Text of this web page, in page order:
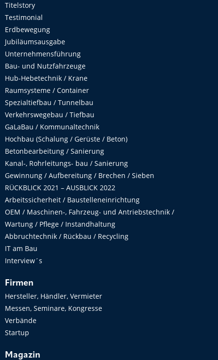
Titelstory
Testimonial
Erdbewegung
Jubiläumsausgabe
Unternehmensführung
Bau- und Nutzfahrzeuge
Hub-Hebetechnik / Krane
Raumsysteme / Container
Spezialtiefbau / Tunnelbau
Verkehrswegebau / Tiefbau
GaLaBau / Kommunaltechnik
Hochbau (Schalung / Gerüste / Beton)
Betonbearbeitung / Sanierung
Kanal-, Rohrleitungs- bau / Sanierung
Gewinnung / Aufbereitung / Brechen / Sieben
RÜCKBLICK 2021 – AUSBLICK 2022
Arbeitssicherheit / Baustelleneinrichtung
OEM / Maschinen-, Fahrzeug- und Antriebstechnik /
Wartung / Pflege / Instandhaltung
Abbruchtechnik / Rückbau / Recycling
IT am Bau
Interview´s
Firmen
Hersteller, Händler, Vermieter
Messen, Seminare, Kongresse
Verbände
Startup
Magazin